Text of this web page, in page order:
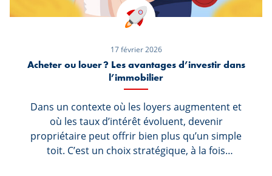
17 février 2026
Acheter ou louer ? Les avantages d’investir dans
l’immobilier
Dans un contexte où les loyers augmentent et
où les taux d’intérêt évoluent, devenir
propriétaire peut offrir bien plus qu’un simple
toit. C’est un choix stratégique, à la fois